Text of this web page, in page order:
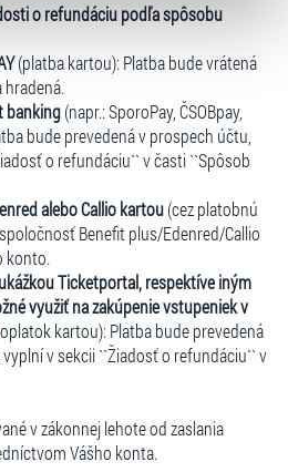
příslušné varianty. Svoji
v zápatí stránky v záložce
o refundáciu podľa spôsobu
(platba kartou): Platba bude vrátená
banking(napr.: SporoPay, ČSOBpay,
bude prevedená v prospech účtu,
o refundáciu`` v časti ``Spôsob
alebo Callio kartou(cez platobnú
Benefit plus/Edenred/Callio
konto.
Ticketportal, respektíve iným
využiť na zakúpenie vstupeniek v
kartou): Platba bude prevedená
v sekcii ``Žiadosť o refundáciu`` v
v zákonnej lehote od zaslania
Vášho konta.